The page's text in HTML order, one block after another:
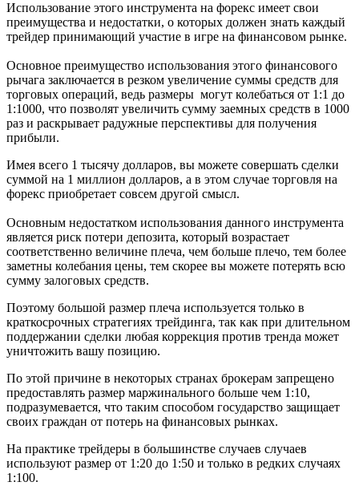
Использование этого инструмента на форекс имеет свои
преимущества и недостатки, о которых должен знать каждый
трейдер принимающий участие в игре на финансовом рынке.
Основное преимущество использования этого финансового
рычага заключается в резком увеличение суммы средств для
торговых операций, ведь размеры могут колебаться от 1:1 до
1:1000, что позволят увеличить сумму заемных средств в 1000
раз и раскрывает радужные перспективы для получения
прибыли.
Имея всего 1 тысячу долларов, вы можете совершать сделки
суммой на 1 миллион долларов, а в этом случае торговля на
форекс приобретает совсем другой смысл.
Основным недостатком использования данного инструмента
является риск потери депозита, который возрастает
соответственно величине плеча, чем больше плечо, тем более
заметны колебания цены, тем скорее вы можете потерять всю
сумму залоговых средств.
Поэтому большой размер плеча используется только в
краткосрочных стратегиях трейдинга, так как при длительном
поддержании сделки любая коррекция против тренда может
уничтожить вашу позицию.
По этой причине в некоторых странах брокерам запрещено
предоставлять размер маржинального больше чем 1:10,
подразумевается, что таким способом государство защищает
своих граждан от потерь на финансовых рынках.
На практике трейдеры в большинстве случаев случаев
используют размер от 1:20 до 1:50 и только в редких случаях
1:100.